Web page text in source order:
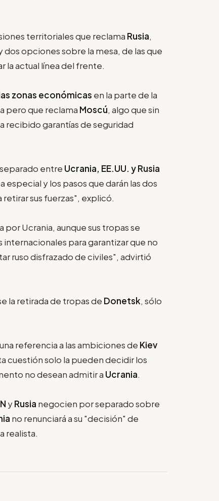
territoriales que reclama Rusia,
opciones sobre la mesa, de las que
la actual línea del frente.
zonas económicas en la parte de la
pero que reclama Moscú, algo que sin
recibido garantías de seguridad
entre Ucrania, EE.UU. y Rusia
y los pasos que darán las dos
sus fuerzas", explicó.
Ucrania, aunque sus tropas se
para garantizar que no
ruso disfrazado de civiles", advirtió
la retirada de tropas de Donetsk, sólo
referencia a las ambiciones de Kiev
cuestión solo la pueden decidir los
no desean admitir a Ucrania.
yRusia negocien por separado sobre
no renunciará a su "decisión" de
realista.